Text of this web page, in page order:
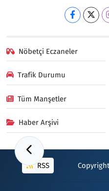
Nöbetçi Eczaneler
Trafik Durumu
Tüm Manşetler
Haber Arşivi
RSS